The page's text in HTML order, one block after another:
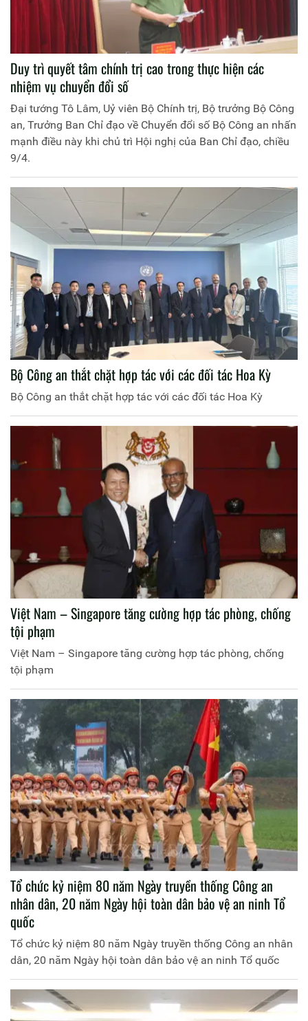
Duy trì quyết tâm chính trị cao trong thực hiện các
nhiệm vụ chuyển đổi số
Đại tướng Tô Lâm, Uỷ viên Bộ Chính trị, Bộ trưởng Bộ Công
an, Trưởng Ban Chỉ đạo về Chuyển đổi số Bộ Công an nhấn
mạnh điều này khi chủ trì Hội nghị của Ban Chỉ đạo, chiều
9/4.
Bộ Công an thắt chặt hợp tác với các đối tác Hoa Kỳ
Bộ Công an thắt chặt hợp tác với các đối tác Hoa Kỳ
Việt Nam – Singapore tăng cường hợp tác phòng, chống
tội phạm
Việt Nam – Singapore tăng cường hợp tác phòng, chống
tội phạm
Tổ chức kỷ niệm 80 năm Ngày truyền thống Công an
nhân dân, 20 năm Ngày hội toàn dân bảo vệ an ninh Tổ
quốc
Tổ chức kỷ niệm 80 năm Ngày truyền thống Công an nhân
dân, 20 năm Ngày hội toàn dân bảo vệ an ninh Tổ quốc